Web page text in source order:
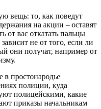
вещь: то, как поведут
на акции – оставят
от вас откатать пальцы
не от того, если ли
они получат, например от
простонародье
полиции, куда
полицейскими, какие
приказы начальникам